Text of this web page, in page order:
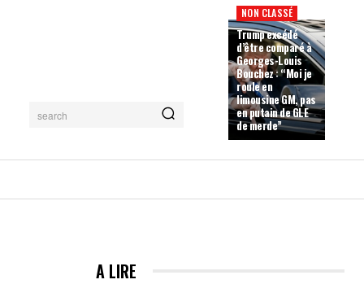
search
NON CLASSÉ
Trump excédé
d’être comparé à
Georges-Louis
Bouchez : “Moi je
roule en
limousine GM, pas
en putain de GLE
de merde”
A LIRE